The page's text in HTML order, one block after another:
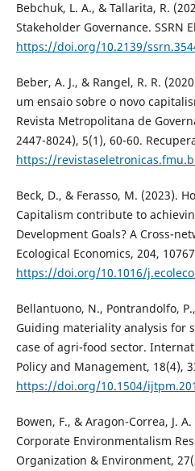
Bebchuk, L. A., & Tallarita, R.
Stakeholder Governance. SSRN
https://doi.org/10.2139/
Beber, A. J., & Rangel, R. R.
um ensaio sobre o novo
Revista Metropolitana de
2447-8024), 5(1), 60-60.
https://
Beck, D., & Ferasso, M. (2023).
Capitalism contribute to
Development Goals? A Cross-
Ecological Economics, 204,
https://doi.org/10.1016/
Bellantuono, N., Pontrandolfo,
Guiding materiality analysis for
case of agri-food sector.
Policy and Management, 18(4),
https://doi.org/10.1504/
Bowen, F., & Aragon-Correa, J.
Corporate Environmentalism
Organization & Environment,